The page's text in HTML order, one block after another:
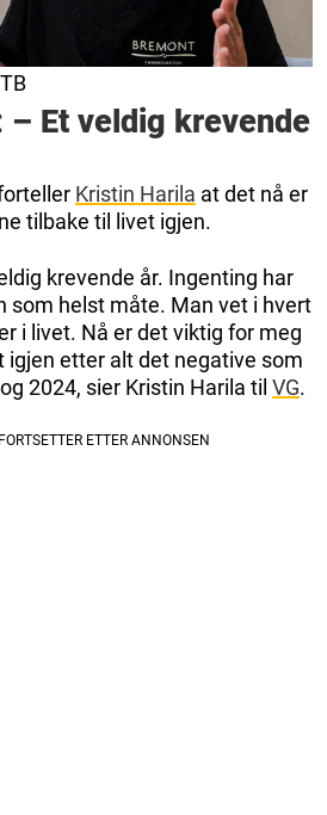
– Et veldig krevende
Kristin Harila at det nå er
tilbake til livet igjen.
krevende år. Ingenting har
som helst måte. Man vet i hvert
i livet. Nå er det viktig for meg
igjen etter alt det negative som
2024, sier Kristin Harila til VG.